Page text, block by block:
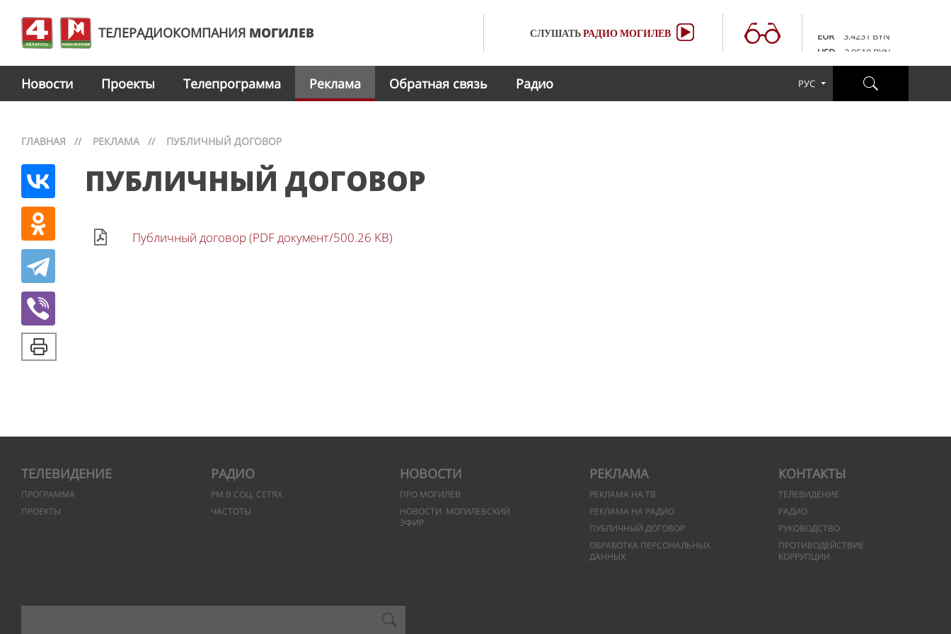
ТЕЛЕРАДИОКОМПАНИЯ МОГИЛЕВ СЛУШАТЬРАДИОМОГИЛЕВ
3.4231 BYN
2.9519 BYN
Новости Проекты Телепрограмма Реклама Обратная связь Радио РУС
ГЛАВНАЯ // РЕКЛАМА// ПУБЛИЧНЫЙ ДОГОВОР
ПУБЛИЧНЫЙ ДОГОВОР
Публичный договор (PDF документ/500.26 KB)
ТЕЛЕВИДЕНИЕ
ПРОГРАММА
ПРОЕКТЫ
РАДИО
РМ В СОЦ. СЕТЯХ
ЧАСТОТЫ
НОВОСТИ
ПРО МОГИЛЕВ
НОВОСТИ. МОГИЛЕВСКИЙ
ЭФИР
РЕКЛАМА
РЕКЛАМА НА ТВ
РЕКЛАМА НА РАДИО
ПУБЛИЧНЫЙ ДОГОВОР
ОБРАБОТКА ПЕРСОНАЛЬНЫХ
ДАННЫХ
КОНТАКТЫ
ТЕЛЕВИДЕНИЕ
РАДИО
РУКОВОДСТВО
ПРОТИВОДЕЙСТВИЕ
КОРРУПЦИИ